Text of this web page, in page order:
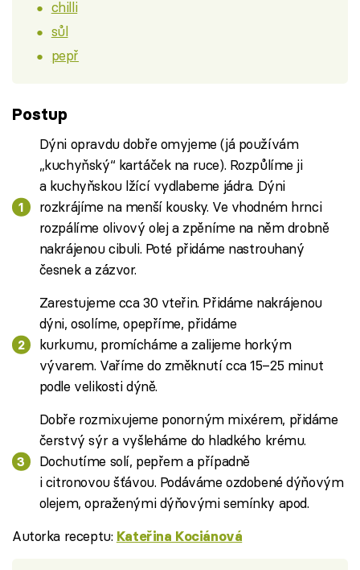
chilli
sůl
pepř
Postup
Dýni opravdu dobře omyjeme (já používám
„kuchyňský“ kartáček na ruce). Rozpůlíme ji
a kuchyňskou lžící vydlabeme jádra. Dýni
rozkrájíme na menší kousky. Ve vhodném hrnci
rozpálíme olivový olej a zpěníme na něm drobně
nakrájenou cibuli. Poté přidáme nastrouhaný
česnek a zázvor.
Zarestujeme cca 30 vteřin. Přidáme nakrájenou
dýni, osolíme, opepříme, přidáme
kurkumu, promícháme a zalijeme horkým
vývarem. Vaříme do změknutí cca 15–25 minut
podle velikosti dýně.
Dobře rozmixujeme ponorným mixérem, přidáme
čerstvý sýr a vyšleháme do hladkého krému.
Dochutíme solí, pepřem a případně
i citronovou šťávou. Podáváme ozdobené dýňovým
olejem, opraženými dýňovými semínky apod.
Autorka receptu: Kateřina Kociánová